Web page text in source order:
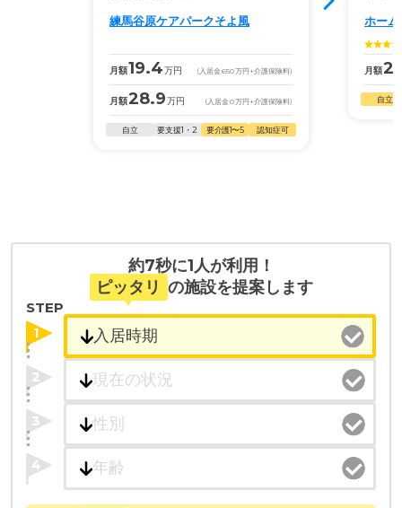
練馬谷原ケアパークそよ風
月額19.4万円 (入居金650万円 +介護保険料)
月額28.9万円 (入居金0万円 +介護保険料)
自立 要支援1・2 要介護1〜5 認知症可
ホー
月額
自立
約7秒に1人が利用！
ピッタリ の施設を提案します
STEP
1
2
3
4